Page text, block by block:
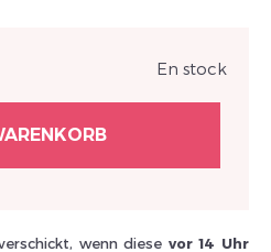
réinitialiser
En stock
wenn diese vor 14 Uhr